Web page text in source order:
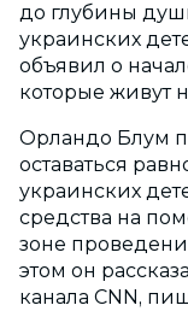
до глубины
украинских
объявил о
которые живут
Орландо Блум
оставаться
украинских
средства на
зоне
этом он
канала CNN,